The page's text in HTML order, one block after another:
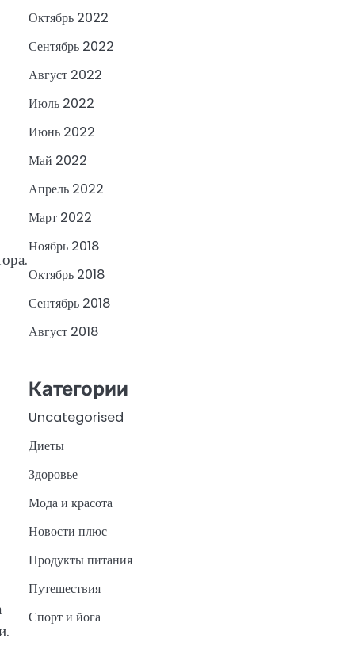
Октябрь 2022
Сентябрь 2022
Август 2022
Июль 2022
Июнь 2022
Май 2022
Апрель 2022
Март 2022
Ноябрь 2018
Октябрь 2018
Сентябрь 2018
Август 2018
Категории
Uncategorised
Диеты
Здоровье
Мода и красота
Новости плюс
Продукты питания
Путешествия
Спорт и йога